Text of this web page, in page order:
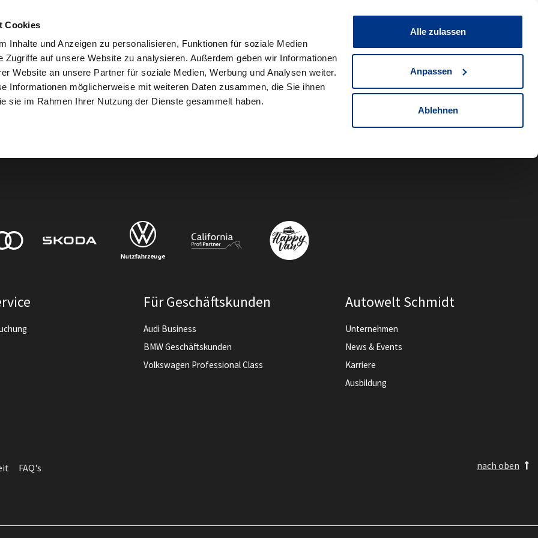
Cookies
Inhalte und Anzeigen zu personalisieren, Funktionen für soziale Medien
Zugriffe auf unsere Website zu analysieren. Außerdem geben wir Informationen
Website an unsere Partner für soziale Medien, Werbung und Analysen weiter.
Informationen möglicherweise mit weiteren Daten zusammen, die Sie ihnen
sie im Rahmen Ihrer Nutzung der Dienste gesammelt haben.
Alle zulassen
Anpassen
Ablehnen
Fahrzeug teilen Merkliste
Für Geschäftskunden
Audi Business
BMW Geschäftskunden
Volkswagen Professional Class
Autowelt Schmidt
Unternehmen
News & Events
Karriere
Ausbildung
FAQ's nach oben